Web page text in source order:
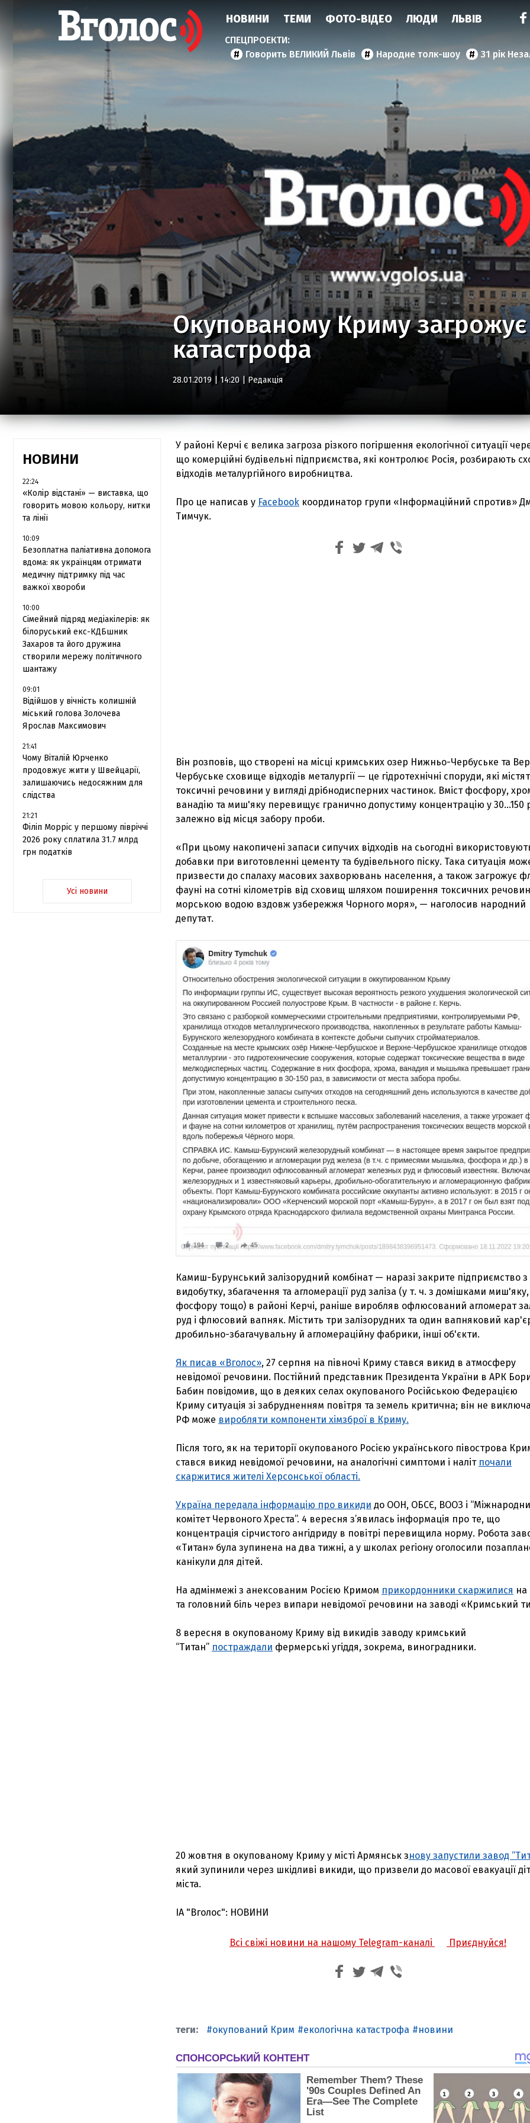
НОВИНИ ТЕМИ ФОТО-ВІДЕО ЛЮДИ ЛЬВІВ
Говорить ВЕЛИКИЙ Львів Народне толк-шоу 31 рік
Окупованому Криму
катастрофа
28.01.2019 | 14:20 | Редакція
НОВИНИ
22:24
«Колір відстані» — виставка, що
говорить мовою кольору, нитки
та лінії
10:09
Безоплатна паліативна допомога
вдома: як українцям отримати
медичну підтримку під час
важкої хвороби
10:00
Сімейний підряд медіакілерів: як
білоруський екс-КДБшник
Захаров та його дружина
створили мережу політичного
шантажу
09:01
Відійшов у вічність колишній
міський голова Золочева
Ярослав Максимович
21:41
Чому Віталій Юрченко
продовжує жити у Швейцарії,
залишаючись недосяжним для
слідства
21:21
Філіп Морріс у першому півріччі
2026 року сплатила 31.7 млрд
грн податків
Усі новини
У районі Керчі є велика загроза різкого погіршення екологічної ситуації
що комерційні будівельні підприємства, які контролює Росія, розбирають
відходів металургійного виробництва.
Про це написав у Facebook координатор групи «Інформаційний спротив»
Тимчук.
Він розповів, що створені на місці кримських озер Нижньо-Чербуське та
Чербуське сховище відходів металургії — це гідротехнічні споруди, які
токсичні речовини у вигляді дрібнодисперних частинок. Вміст фосфору,
ванадію та миш'яку перевищує гранично допустиму концентрацію у 30...150
залежно від місця забору проби.
«При цьому накопичені запаси сипучих відходів на сьогодні
добавки при виготовленні цементу та будівельного піску. Така ситуація
призвести до спалаху масових захворювань населення, а також загрожує
фауні на сотні кілометрів від сховищ шляхом поширення токсичних речовин
морською водою вздовж узбережжя Чорного моря», — наголосив народний
депутат.
Камиш-Бурунський залізорудний комбінат — наразі закрите підприємство з
видобутку, збагачення та агломерації руд заліза (у т. ч. з домішками миш'яку,
фосфору тощо) в районі Керчі, раніше виробляв офлюсований агломерат
руд і флюсовий вапняк. Містить три залізорудних та один вапняковий
дробильно-збагачувальну й агломераційну фабрики, інші об'єкти.
Як писав «Вголос», 27 серпня на півночі Криму стався викид в атмосферу
невідомої речовини. Постійний представник Президента України в АРК
Бабин повідомив, що в деяких селах окупованого Російською Федерацією
Криму ситуація зі забрудненням повітря та земель критична; він не
РФ може виробляти компоненти хімзброї в Криму.
Після того, як на території окупованого Росією українського півострова
стався викид невідомої речовини, на аналогічні симптоми і наліт почали
скаржитися жителі Херсонської області.
Україна передала інформацію про викиди до ООН, ОБСЄ, ВООЗ і
комітет Червоного Хреста”. 4 вересня з’явилась інформація про те, що
концентрація сірчистого ангідриду в повітрі перевищила норму. Робота
«Титан» була зупинена на два тижні, а у школах регіону оголосили
канікули для дітей.
На адмінмежі з анексованим Росією Кримом прикордонники скаржилися на
та головний біль через випари невідомої речовини на заводі «Кримський
8 вересня в окупованому Криму від викидів заводу кримський
“Титан” постраждали фермерські угіддя, зокрема, виноградники.
20 жовтня в окупованому Криму у місті Армянськ знову запустили завод
який зупинили через шкідливі викиди, що призвели до масової евакуації
міста.
ІА "Вголос": НОВИНИ
Всі свіжі новини на нашому Telegram-каналі Приєднуйся!
окупований Крим екологічна катастрофа новини
З'явилося відео знищеного ворожого